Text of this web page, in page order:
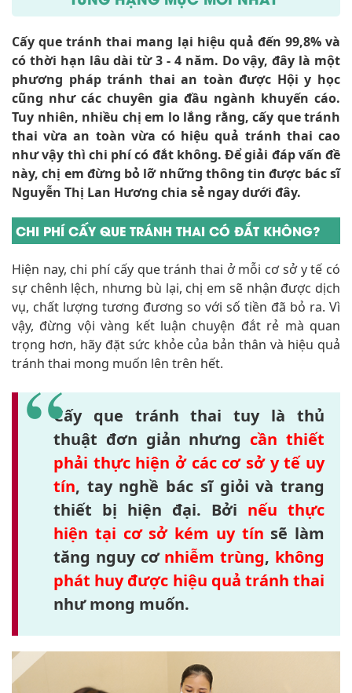
Cấy que tránh thai mang lại hiệu quả đến 99,8% và
có thời hạn lâu dài từ 3 - 4 năm. Do vậy, đây là một
phương pháp tránh thai an toàn được Hội y học
cũng như các chuyên gia đầu ngành khuyến cáo.
Tuy nhiên, nhiều chị em lo lắng rằng, cấy que tránh
thai vừa an toàn vừa có hiệu quả tránh thai cao
như vậy thì chi phí có đắt không. Để giải đáp vấn đề
này, chị em đừng bỏ lỡ những thông tin được bác sĩ
Nguyễn Thị Lan Hương chia sẻ ngay dưới đây.
CHI PHÍ CẤY QUE TRÁNH THAI CÓ ĐẮT KHÔNG?
Hiện nay, chi phí cấy que tránh thai ở mỗi cơ sở y tế có
sự chênh lệch, nhưng bù lại, chị em sẽ nhận được dịch
vụ, chất lượng tương đương so với số tiền đã bỏ ra. Vì
vậy, đừng vội vàng kết luận chuyện đắt rẻ mà quan
trọng hơn, hãy đặt sức khỏe của bản thân và hiệu quả
tránh thai mong muốn lên trên hết.
Cấy que tránh thai tuy là thủ
thuật đơn giản nhưng cần thiết
phải thực hiện ở các cơ sở y tế uy
tín, tay nghề bác sĩ giỏi và trang
thiết bị hiện đại. Bởi nếu thực
hiện tại cơ sở kém uy tín sẽ làm
tăng nguy cơ nhiễm trùng, không
phát huy được hiệu quả tránh thai
như mong muốn.